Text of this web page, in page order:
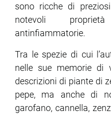
sono ricche di
notevoli
antinfiammatorie.
Tra le spezie di cui
nelle sue memorie di
descrizioni di piante di
pepe, ma anche di
garofano, cannella,